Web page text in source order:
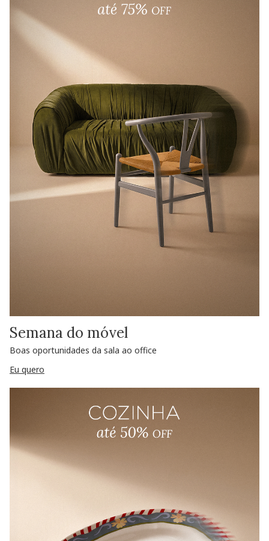
Semana do móvel
Boas oportunidades da sala ao office
Eu quero